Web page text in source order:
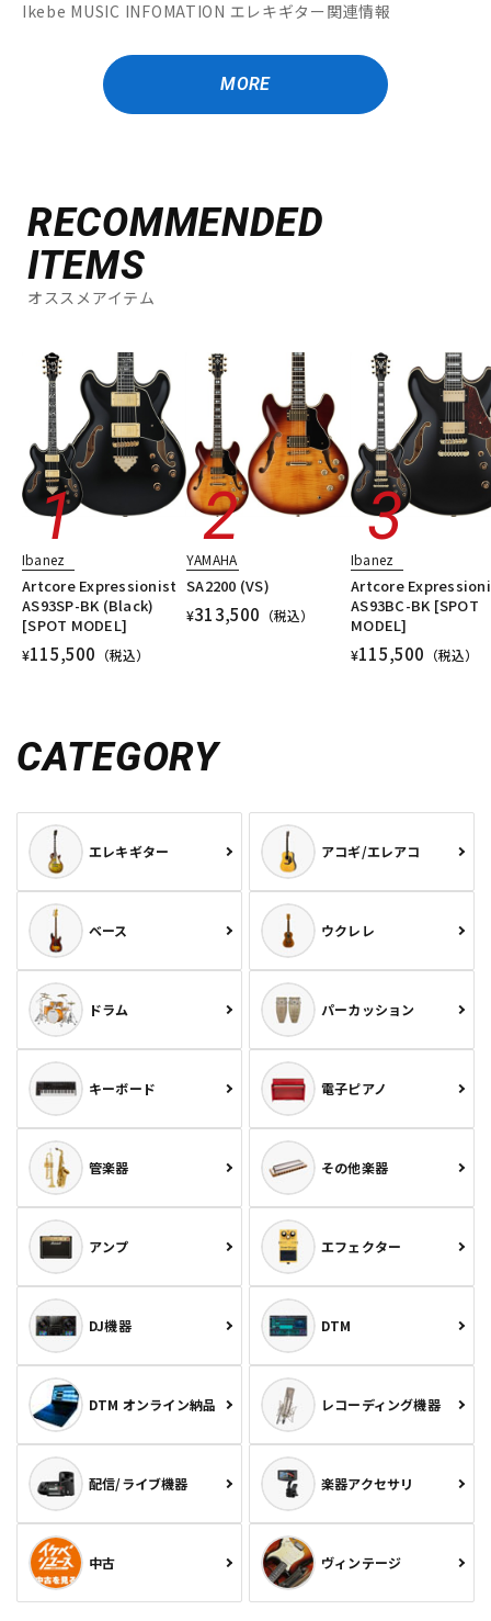
Ikebe MUSIC INFOMATION エレキギター関連情報
MORE
RECOMMENDED
ITEMS
オススメアイテム
Ibanez
Artcore Expressionist
AS93SP-BK (Black)
[SPOT MODEL]
¥115,500 （税込）
YAMAHA
SA2200 (VS)
¥313,500 （税込）
Ibanez
Artcore
AS93BC-BK [SPOT
MODEL]
¥115,500 （税込）
CATEGORY
エレキギター アコギ/エレアコ
ベース ウクレレ
ドラム パーカッション
キーボード 電子ピアノ
管楽器 その他楽器
アンプ エフェクター
DJ機器 DTM
DTM オンライン納品 レコーディング機器
配信/ライブ機器 楽器アクセサリ
中古 ヴィンテージ